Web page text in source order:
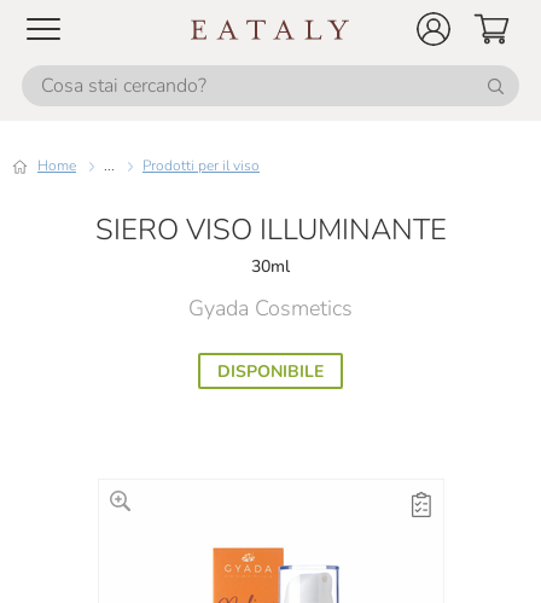
Home ... Prodotti per il viso
SIERO VISO ILLUMINANTE
30ml
Gyada Cosmetics
DISPONIBILE